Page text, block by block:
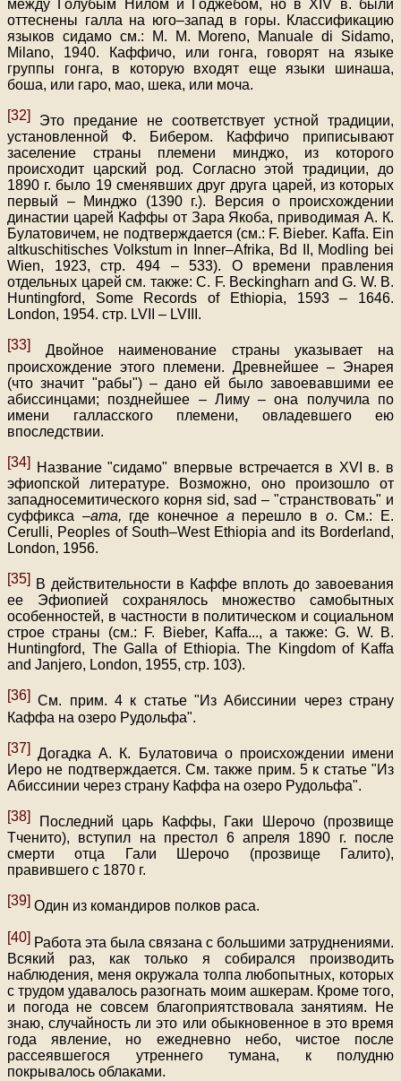
между Голубым Нилом и Годжебом, но в XIV в. были
оттеснены галла на юго–запад в горы. Классификацию
языков сидамо см.: M. M. Moreno, Manuale di Sidamo,
Milano, 1940. Каффичо, или гонга, говорят на языке
группы гонга, в которую входят еще языки шинаша,
боша, или гapo, мао, шека, или моча.
[32]
Это предание не соответствует устной традиции,
установленной Ф. Бибером. Каффичо приписывают
заселение страны племени минджо, из которого
происходит царский род. Согласно этой традиции, до
1890 г. было 19 сменявших друг друга царей, из которых
первый – Минджо (1390 г.). Версия о происхождении
династии царей Каффы от Зара Якоба, приводимая А. К.
Булатовичем, не подтверждается (см.: F. Bieber. Kaffa. Ein
altkuschitisches Volkstum in Inner–Afrika, Bd II, Modling bei
Wien, 1923, стр. 494 – 533). O времени правления
отдельных царей см. также: С. F. Весkingharn and G. W. B.
Huntingford, Some Records of Ethiopia, 1593 – 1646.
London, 1954. стр. LVII – LVIII.
[33]
Двойное наименование страны указывает на
происхождение этого племени. Древнейшее – Энарея
(что значит "рабы") – дано ей было завоевавшими ее
абиссинцами; позднейшее – Лиму – она получила по
имени галласского племени, овладевшего ею
впоследствии.
[34]
Название "сидамо" впервые встречается в XVI в. в
эфиопской литературе. Возможно, оно произошло от
западносемитического корня sid, sad – "странствовать" и
суффикса –ama, где конечное а перешло в о. См.: E.
Cеrulli, Peoples of South–West Ethiopia and its Borderland,
London, 1956.
[35] В действительности в Каффе вплоть до завоевания
ее Эфиопией сохранялось множество самобытных
особенностей, в частности в политическом и социальном
строе страны (см.: F. Вieber, Kaffa..., a также: G. W. B.
Huntingford, The Galla of Ethiopia. The Kingdom of Kaffa
and Janjero, London, 1955, стр. 103).
[36] См. прим. 4 к статье "Из Абиссинии через страну
Каффа на озеро Рудольфа".
[37] Догадка А. К. Булатовича о происхождении имени
Иepo не подтверждается. См. также прим. 5 к статье "Из
Абиссинии через страну Каффа на озеро Рудольфа".
[38]
Последний царь Каффы, Гаки Шерочо (прозвище
Тченито), вступил на престол 6 апреля 1890 г. после
смерти отца Гали Шерочо (прозвище Галито),
правившего с 1870 г.
[39] Один из командиров полков раса.
[40] Работа эта была связана с большими затруднениями.
Всякий раз, как только я собирался производить
наблюдения, меня окружала толпа любопытных, которых
с трудом удавалось разогнать моим ашкерам. Кроме того,
и погода не совсем благоприятствовала занятиям. Не
знаю, случайность ли это или обыкновенное в это время
года явление, но ежедневно небо, чистое после
рассеявшегося утреннего тумана, к полудню
покрывалось облаками.